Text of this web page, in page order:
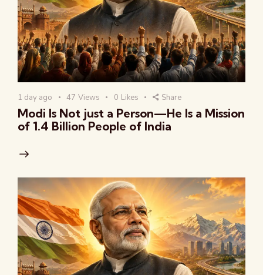
1 day ago 47 Views 0 Likes Share
Modi Is Not just a Person—He Is a Mission
of 1.4 Billion People of India